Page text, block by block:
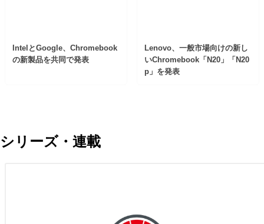
IntelとGoogle、Chromebook
の新製品を共同で発表
Lenovo、一般市場向けの新し
いChromebook「N20」「N20
p」を発表
シリーズ・連載